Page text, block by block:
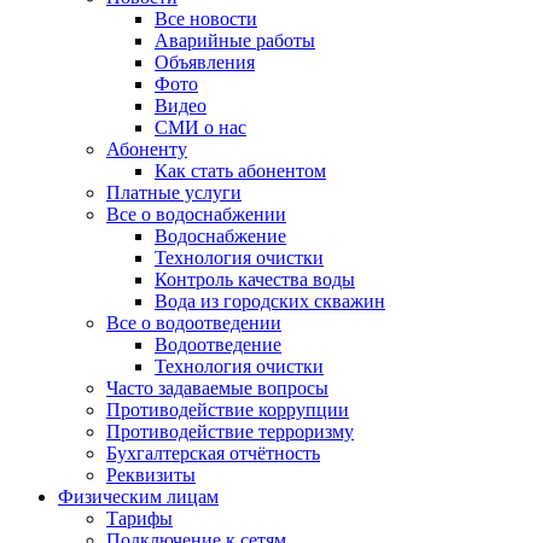
Все новости
Аварийные работы
Объявления
Фото
Видео
СМИ о нас
Абоненту
Как стать абонентом
Платные услуги
Все о водоснабжении
Водоснабжение
Технология очистки
Контроль качества воды
Вода из городских скважин
Все о водоотведении
Водоотведение
Технология очистки
Часто задаваемые вопросы
Противодействие коррупции
Противодействие терроризму
Бухгалтерская отчётность
Реквизиты
Физическим лицам
Тарифы